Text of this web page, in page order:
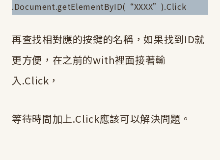
.Document.getElementByID(“XXXX”).Click
再查找相對應的按鍵的名稱，如果找到ID就
更方便，在之前的with裡面接著輸
入.Click，
等待時間加上.Click應該可以解決問題。